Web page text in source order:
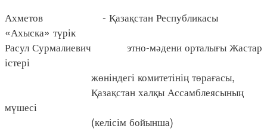
Ахметов - Қазақстан Республикасы
«Ахыска» түрік
Расул Сурмалиевич этно-мәдени орталығы Жастар
істері
жөніндегі комитетінің төрағасы,
Қазақстан халқы Ассамблеясының
мүшесі
(келісім бойынша)